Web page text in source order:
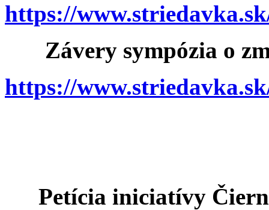
https://
Závery sympózia o
https://
Petícia iniciatívy